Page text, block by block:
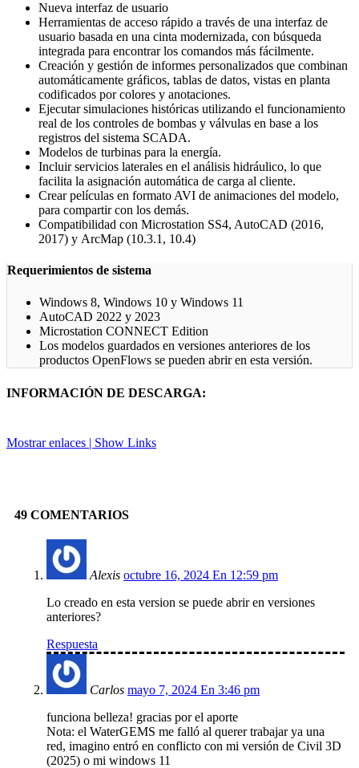
Nueva interfaz de usuario
Herramientas de acceso rápido a través de una interfaz de
usuario basada en una cinta modernizada, con búsqueda
integrada para encontrar los comandos más fácilmente.
Creación y gestión de informes personalizados que combinan
automáticamente gráficos, tablas de datos, vistas en planta
codificados por colores y anotaciones.
Ejecutar simulaciones históricas utilizando el funcionamiento
real de los controles de bombas y válvulas en base a los
registros del sistema SCADA.
Modelos de turbinas para la energía.
Incluir servicios laterales en el análisis hidráulico, lo que
facilita la asignación automática de carga al cliente.
Crear películas en formato AVI de animaciones del modelo,
para compartir con los demás.
Compatibilidad con Microstation SS4, AutoCAD (2016,
2017) y ArcMap (10.3.1, 10.4)
Requerimientos de sistema
Windows 8, Windows 10 y Windows 11
AutoCAD 2022 y 2023
Microstation CONNECT Edition
Los modelos guardados en versiones anteriores de los
productos OpenFlows se pueden abrir en esta versión.
INFORMACIÓN DE DESCARGA:
Mostrar enlaces | Show Links
49 COMENTARIOS
Alexis octubre 16, 2024 En 12:59 pm
Lo creado en esta version se puede abrir en versiones
anteriores?
Respuesta
Carlos mayo 7, 2024 En 3:46 pm
funciona belleza! gracias por el aporte
Nota: el WaterGEMS me falló al querer trabajar ya una
red, imagino entró en conflicto con mi versión de Civil 3D
(2025) o mi windows 11